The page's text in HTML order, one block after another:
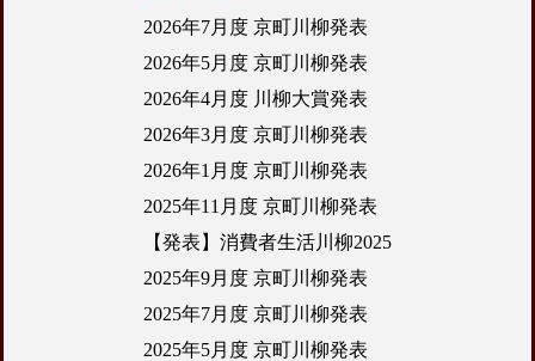
2026年7月度 京町川柳発表
2026年5月度 京町川柳発表
2026年4月度 川柳大賞発表
2026年3月度 京町川柳発表
2026年1月度 京町川柳発表
2025年11月度 京町川柳発表
【発表】消費者生活川柳2025
2025年9月度 京町川柳発表
2025年7月度 京町川柳発表
2025年5月度 京町川柳発表